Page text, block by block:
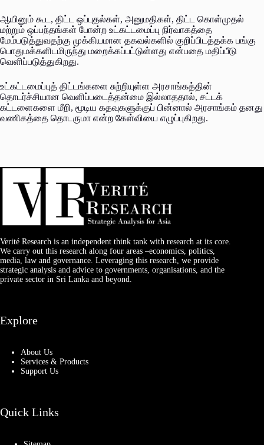
ஆயினும் கூட, திட்ட ஒப்புதல்கள், அனுமதிகள், திட்ட கொள்முதல்
மற்றும் ஒப்பந்தங்கள் போன்ற உட்கட்டமைப்பு நிர்வாகத்தை
மேம்படுத்துவதற்கு முக்கியமான தகவல்களில் குறிப்பிடத்தக்க பங்கு
பொதுமக்களிடமிருந்து மறைக்கப்பட்டுள்ளது என்பதை மதிப்பீடு
வெளிப்படுத்துகிறது.
உட்கட்டமைப்புத் திட்டங்களை சுற்றியுள்ள அரசாங்கத்தின்
தொடர்ச்சியான வெளிப்படைத்தன்மை இல்லாததால், சட்டக்
கட்டளைகளை மீறி, மூடிய கதவுகளுக்குப் பின்னால் அரசாங்கம் தனது
வணிகத்தை தொடருமா என்ற கேள்வியை எழுப்புகிறது.
Verité Research is an independent think tank with research at its core.
We carry out this research along four areas –economics, politics,
media, law and governance. Leveraging this research, we provide
strategic analysis and advice to governments, organisations, and the
private sector in Sri Lanka and beyond.
Explore
About Us
Services & Products
Support Us
Quick Links